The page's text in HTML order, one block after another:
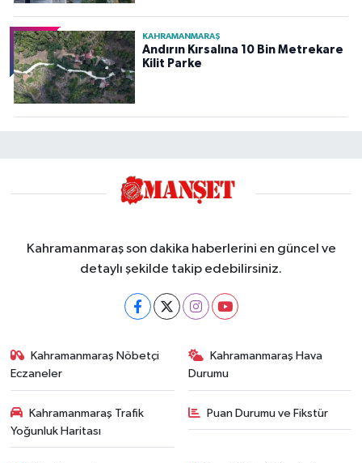
KAHRAMANMARAŞ
Andırın Kırsalına 10 Bin Metrekare
Kilit Parke
Kahramanmaraş son dakika haberlerini en güncel ve
detaylı şekilde takip edebilirsiniz.
Kahramanmaraş Nöbetçi
Eczaneler
Kahramanmaraş Hava
Durumu
Kahramanmaraş Trafik
Yoğunluk Haritası
Puan Durumu ve Fikstür